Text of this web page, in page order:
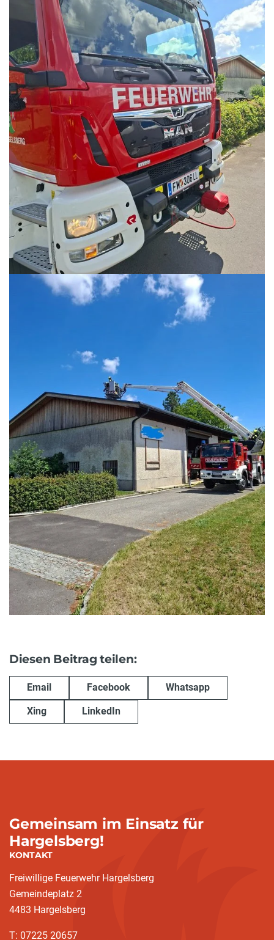
Diesen Beitrag teilen:
Email Facebook Whatsapp
Xing LinkedIn
Gemeinsam im Einsatz für
Hargelsberg!
KONTAKT
Freiwillige Feuerwehr Hargelsberg
Gemeindeplatz 2
4483 Hargelsberg
T: 07225 20657